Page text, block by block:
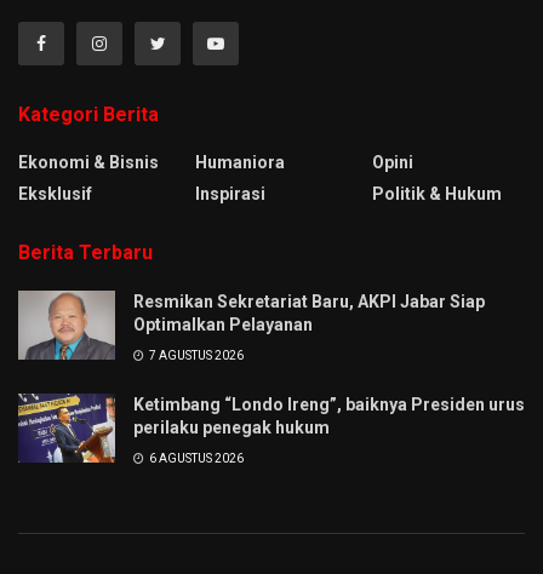
Kategori Berita
Ekonomi & Bisnis
Eksklusif
Humaniora
Inspirasi
Opini
Politik & Hukum
Berita Terbaru
Resmikan Sekretariat Baru, AKPI Jabar Siap
Optimalkan Pelayanan
7 AGUSTUS 2026
Ketimbang “Londo Ireng”, baiknya Presiden urus
perilaku penegak hukum
6 AGUSTUS 2026